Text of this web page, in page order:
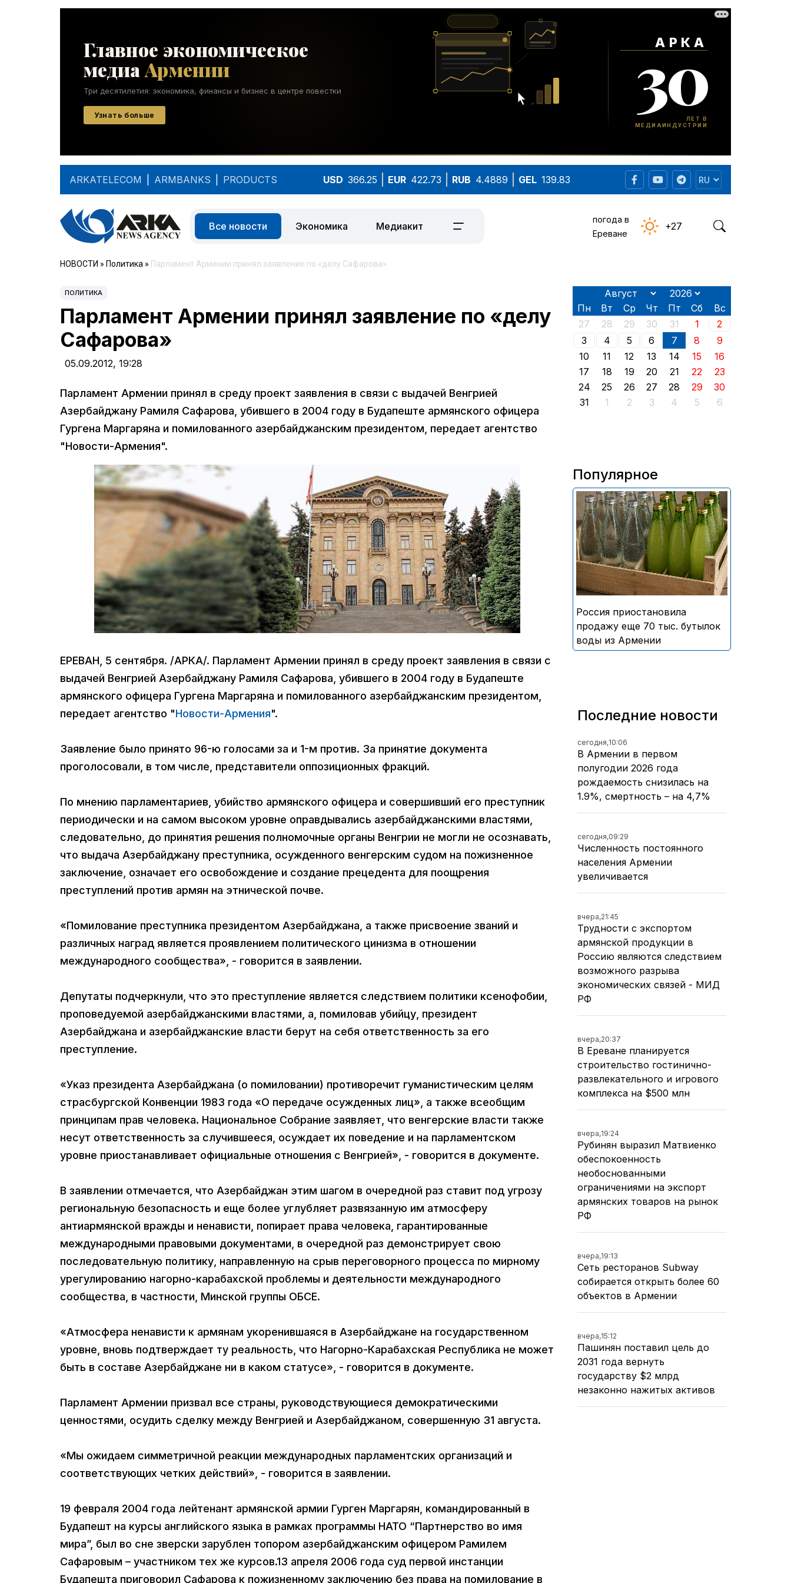
ARKATELECOM ARMBANKS PRODUCTS USD 366.25 EUR 422.73 RUB 4.4889 GEL 139.83
Все новости Экономика Медиакит
погода в
Ереване
+27
НОВОСТИ » Политика » Парламент Армении принял заявление по «делу Сафарова»
ПОЛИТИКА
Парламент Армении принял заявление по «делу
Сафарова»
05.09.2012, 19:28
Парламент Армении принял в среду проект заявления в связи с выдачей Венгрией
Азербайджану Рамиля Сафарова, убившего в 2004 году в Будапеште армянского офицера
Гургена Маргаряна и помилованного азербайджанским президентом, передает агентство
"Новости-Армения".
ЕРЕВАН, 5 сентября. /АРКА/. Парламент Армении принял в среду проект заявления в связи с
выдачей Венгрией Азербайджану Рамиля Сафарова, убившего в 2004 году в Будапеште
армянского офицера Гургена Маргаряна и помилованного азербайджанским президентом,
передает агентство "Новости-Армения".
Заявление было принято 96-ю голосами за и 1-м против. За принятие документа
проголосовали, в том числе, представители оппозиционных фракций.
По мнению парламентариев, убийство армянского офицера и совершивший его преступник
периодически и на самом высоком уровне оправдывались азербайджанскими властями,
следовательно, до принятия решения полномочные органы Венгрии не могли не осознавать,
что выдача Азербайджану преступника, осужденного венгерским судом на пожизненное
заключение, означает его освобождение и создание прецедента для поощрения
преступлений против армян на этнической почве.
«Помилование преступника президентом Азербайджана, а также присвоение званий и
различных наград является проявлением политического цинизма в отношении
международного сообщества», - говорится в заявлении.
Депутаты подчеркнули, что это преступление является следствием политики ксенофобии,
проповедуемой азербайджанскими властями, а, помиловав убийцу, президент
Азербайджана и азербайджанские власти берут на себя ответственность за его
преступление.
«Указ президента Азербайджана (о помиловании) противоречит гуманистическим целям
страсбургской Конвенции 1983 года «О передаче осужденных лиц», а также всеобщим
принципам прав человека. Национальное Собрание заявляет, что венгерские власти также
несут ответственность за случившееся, осуждает их поведение и на парламентском
уровне приостанавливает официальные отношения с Венгрией», - говорится в документе.
В заявлении отмечается, что Азербайджан этим шагом в очередной раз ставит под угрозу
региональную безопасность и еще более углубляет развязанную им атмосферу
антиармянской вражды и ненависти, попирает права человека, гарантированные
международными правовыми документами, в очередной раз демонстрирует свою
последовательную политику, направленную на срыв переговорного процесса по мирному
урегулированию нагорно-карабахской проблемы и деятельности международного
сообщества, в частности, Минской группы ОБСЕ.
«Атмосфера ненависти к армянам укоренившаяся в Азербайджане на государственном
уровне, вновь подтверждает ту реальность, что Нагорно-Карабахская Республика не может
быть в составе Азербайджане ни в каком статусе», - говорится в документе.
Парламент Армении призвал все страны, руководствующиеся демократическими
ценностями, осудить сделку между Венгрией и Азербайджаном, совершенную 31 августа.
«Мы ожидаем симметричной реакции международных парламентских организаций и
соответствующих четких действий», - говорится в заявлении.
19 февраля 2004 года лейтенант армянской армии Гурген Маргарян, командированный в
Будапешт на курсы английского языка в рамках программы НАТО “Партнерство во имя
мира”, был во сне зверски зарублен топором азербайджанским офицером Рамилем
Сафаровым – участником тех же курсов.13 апреля 2006 года суд первой инстанции
Будапешта приговорил Сафарова к пожизненному заключению без права на помилование в
Пн Вт Ср Чт Пт Сб
Вс
27
28 29 30 31 1
2
3
4 5 6 7 8
9
10
11 12 13 14 15
16
17
18 19 20 21 22
23
24
25 26 27 28 29
30
31
1 2 3 4 5 6
Популярное
В России приостановили
продажу более 70 тыс.
бутылок питьевой воды и
безалкогольных напитков
армянского производства
Россия приостановила
продажу еще 70 тыс. бутылок
воды из Армении
Последние новости
сегодня,10:06
В Армении в первом
полугодии 2026 года
рождаемость снизилась на
1.9%, смертность – на 4,7%
сегодня,09:29
Численность постоянного
населения Армении
увеличивается
вчера,21:45
Трудности с экспортом
армянской продукции в
Россию являются следствием
возможного разрыва
экономических связей - МИД
РФ
вчера,20:37
В Ереване планируется
строительство гостинично-
развлекательного и игрового
комплекса на $500 млн
вчера,19:24
Рубинян выразил Матвиенко
обеспокоенность
необоснованными
ограничениями на экспорт
армянских товаров на рынок
РФ
вчера,19:13
Сеть ресторанов Subway
собирается открыть более 60
объектов в Армении
вчера,15:12
Пашинян поставил цель до
2031 года вернуть
государству $2 млрд
незаконно нажитых активов